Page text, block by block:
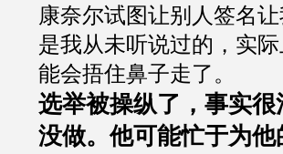
康奈尔试图让别人签名
是我从未听说过的，实
能会捂住鼻子走了。
选举被操纵了，事实
没做。他可能忙于为